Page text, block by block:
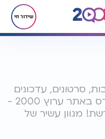
שידור חי
סרטונים, עדכונים
וחדשות בנושא הרב יהודה עדס באתר ערוץ 2000 -
מגוון עשיר של